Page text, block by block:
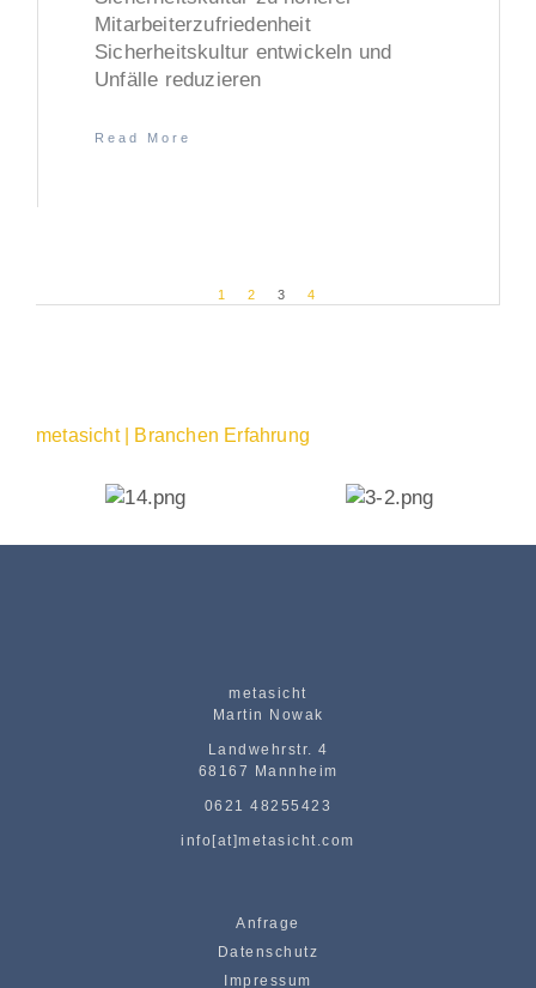
Mitarbeiterzufriedenheit
Sicherheitskultur entwickeln und
Unfälle reduzieren
Read More
1 2 3 4
metasicht | Branchen Erfahrung
metasicht
Martin Nowak
Landwehrstr. 4
68167 Mannheim
0621 48255423
info[at]metasicht.com
Anfrage
Datenschutz
Impressum